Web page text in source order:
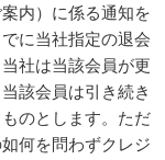
内）に係る通知を
に当社指定の退会
社は当該会員が更
該会員は引き続き
のとします。ただ
何を問わずクレジ